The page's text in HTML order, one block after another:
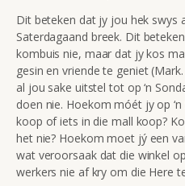
Dit beteken dat jy jou hek swys
Saterdagaand breek. Dit
kombuis nie, maar dat jy kos
gesin en vriende te geniet
al jou sake uitstel tot op ‘n
doen nie. Hoekom móét jy op
koop of iets in die mall koop?
het nie? Hoekom moet jý een
wat veroorsaak dat die winkel
werkers nie af kry om die Here